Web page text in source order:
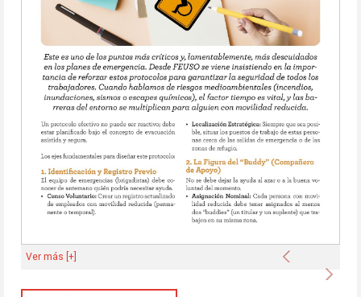
Anterior
Ver más [+]